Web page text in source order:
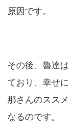
原因です。
その後、魯達
ており、幸せ
那さんのスス
なるのです。